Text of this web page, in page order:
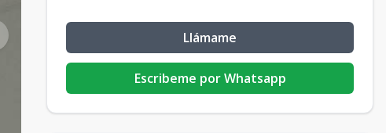
Llámame
Escribeme por Whatsapp